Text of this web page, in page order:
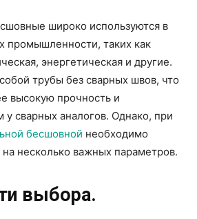
широко используются в
промышленности, таких как
энергетическая и другие.
трубы без сварных швов, что
высокую прочность и
у сварных аналогов. Однако, при
бесшовной необходимо
несколько важных параметров.
выбора.